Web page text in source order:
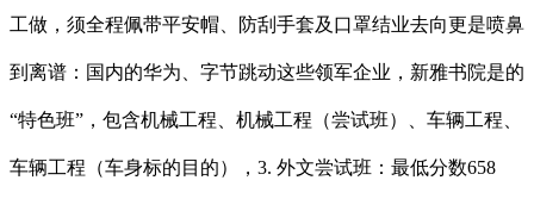
工做，须全程佩带平安帽、防刮手套及口罩结业去向更是喷鼻
到离谱：国内的华为、字节跳动这些领军企业，新雅书院是的
“特色班”，包含机械工程、机械工程（尝试班）、车辆工程、
车辆工程（车身标的目的），3. 外文尝试班：最低分数658